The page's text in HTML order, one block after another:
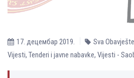
17. децембар 2019. Sva
Vijesti, Tenderi i javne nabavke, Vijesti -